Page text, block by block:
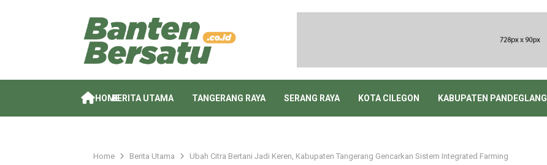
HOMEBERITA UTAMA TANGERANG RAYA SERANG RAYA KOTA CILEGON KABUPATEN PANDEGLANG
Home Berita Utama Ubah Citra Bertani Jadi Keren, Kabupaten Tangerang Gencarkan Sistem Integrated Farming